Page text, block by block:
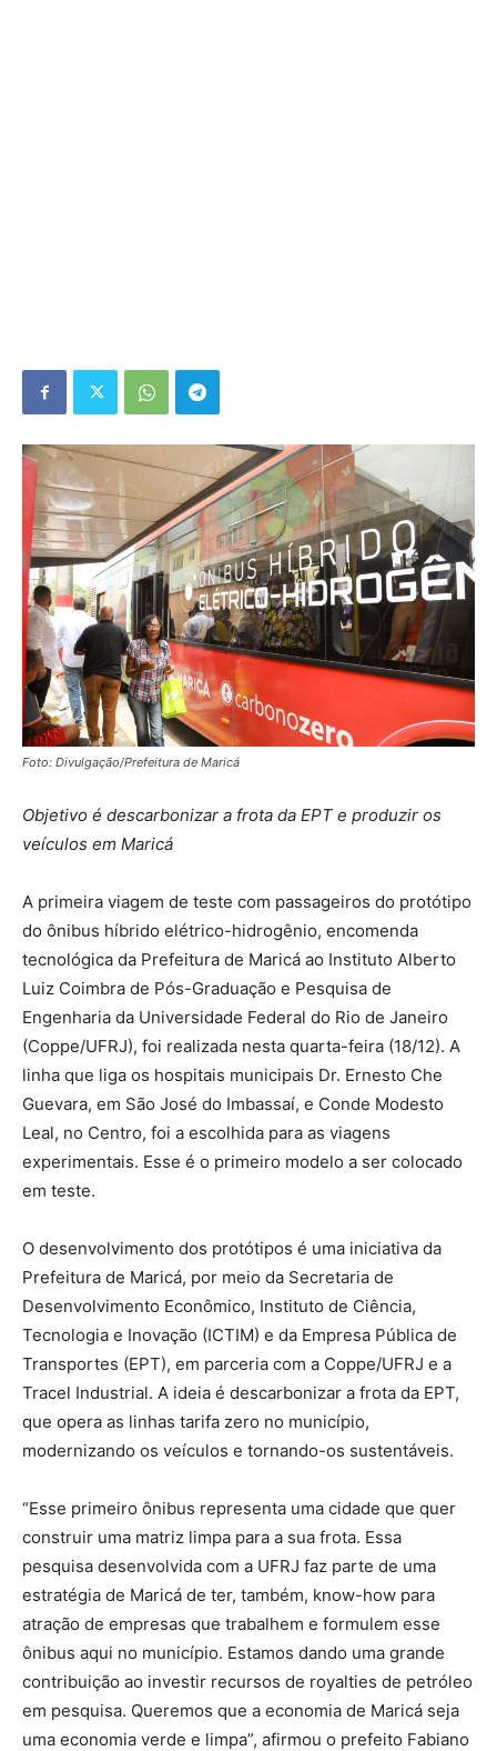
Foto: Divulgação/Prefeitura de Maricá
Objetivo é descarbonizar a frota da EPT e produzir os
veículos em Maricá
A primeira viagem de teste com passageiros do protótipo
do ônibus híbrido elétrico-hidrogênio, encomenda
tecnológica da Prefeitura de Maricá ao Instituto Alberto
Luiz Coimbra de Pós-Graduação e Pesquisa de
Engenharia da Universidade Federal do Rio de Janeiro
(Coppe/UFRJ), foi realizada nesta quarta-feira (18/12). A
linha que liga os hospitais municipais Dr. Ernesto Che
Guevara, em São José do Imbassaí, e Conde Modesto
Leal, no Centro, foi a escolhida para as viagens
experimentais. Esse é o primeiro modelo a ser colocado
em teste.
O desenvolvimento dos protótipos é uma iniciativa da
Prefeitura de Maricá, por meio da Secretaria de
Desenvolvimento Econômico, Instituto de Ciência,
Tecnologia e Inovação (ICTIM) e da Empresa Pública de
Transportes (EPT), em parceria com a Coppe/UFRJ e a
Tracel Industrial. A ideia é descarbonizar a frota da EPT,
que opera as linhas tarifa zero no município,
modernizando os veículos e tornando-os sustentáveis.
“Esse primeiro ônibus representa uma cidade que quer
construir uma matriz limpa para a sua frota. Essa
pesquisa desenvolvida com a UFRJ faz parte de uma
estratégia de Maricá de ter, também, know-how para
atração de empresas que trabalhem e formulem esse
ônibus aqui no município. Estamos dando uma grande
contribuição ao investir recursos de royalties de petróleo
em pesquisa. Queremos que a economia de Maricá seja
uma economia verde e limpa”, afirmou o prefeito Fabiano